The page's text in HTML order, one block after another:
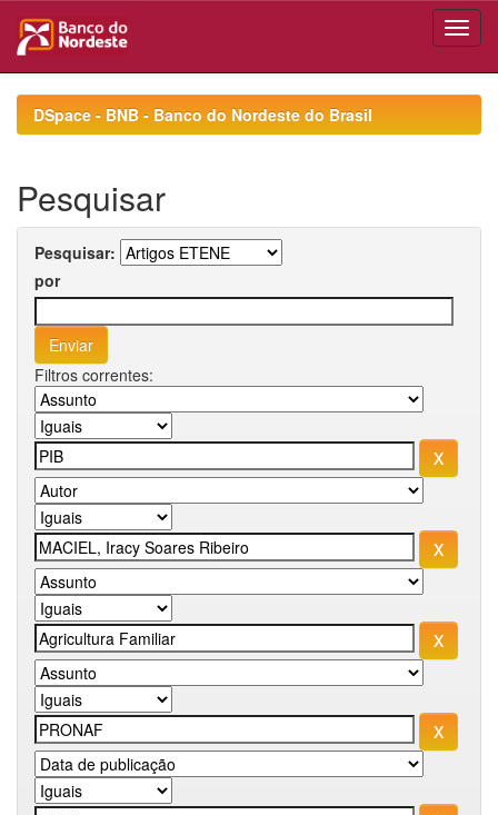
navigationDSpace - BNB - Banco do Nordeste do Brasil
Pesquisar
Pesquisar:
por
Filtros correntes: